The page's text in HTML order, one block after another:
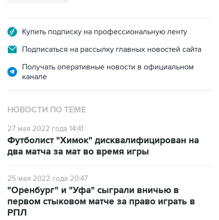
Купить подписку на профессиональную ленту
Подписаться на рассылку главных новостей сайта
Получать оперативные новости в официальном
канале
НОВОСТИ ПО ТЕМЕ
27 мая 2022 года 14:41
Футболист "Химок" дисквалифицирован на
два матча за мат во время игры
25 мая 2022 года 20:47
"Оренбург" и "Уфа" сыграли вничью в
первом стыковом матче за право играть в
РПЛ